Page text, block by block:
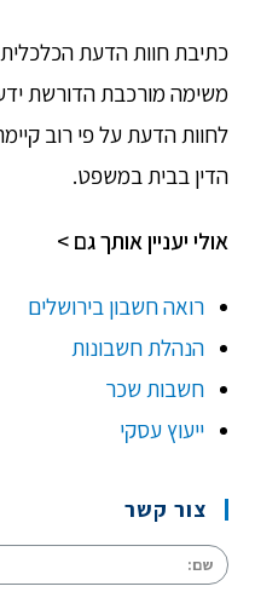
כתיבת חוות הדעת
משימה מורכבת הדורשת ידע
לחוות הדעת על פי רוב
הדין בבית במשפט.
אולי יעניין אותך גם >
רואה חשבון בירושלים
הנהלת חשבונות
חשבות שכר
ייעוץ עסקי
צור קשר